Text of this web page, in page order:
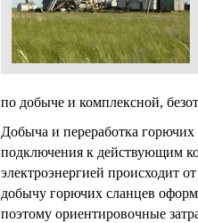
по добыче и комплексной,
Добыча и переработка
подключения к действующим
электроэнергией происходит
добычу горючих сланцев
поэтому ориентировочные